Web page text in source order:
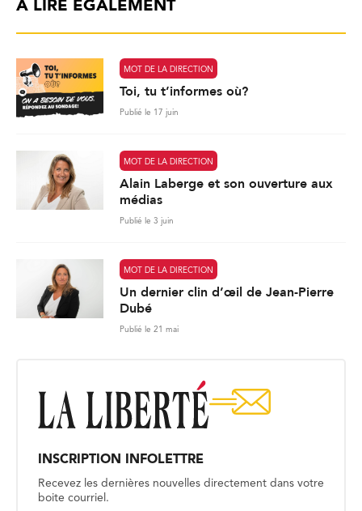
À LIRE ÉGALEMENT
MOT DE LA DIRECTION
Toi, tu t’informes où?
Publié le 17 juin
MOT DE LA DIRECTION
Alain Laberge et son ouverture aux
médias
Publié le 3 juin
MOT DE LA DIRECTION
Un dernier clin d’œil de Jean-Pierre
Dubé
Publié le 21 mai
INSCRIPTION INFOLETTRE
Recevez les dernières nouvelles directement dans votre
boite courriel.